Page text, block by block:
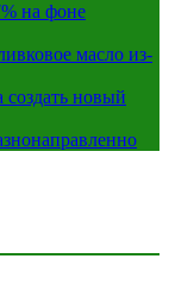
на фоне
масло из-
новый